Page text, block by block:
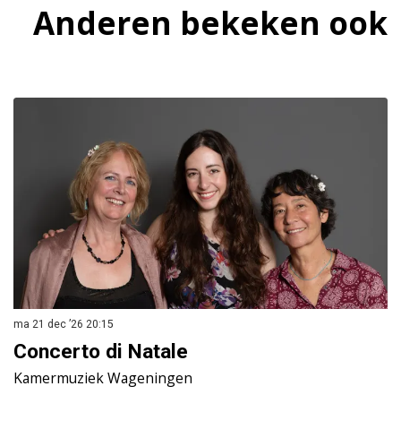
Anderen bekeken ook
Concerto di Natale
Kamermuziek Wageningen
ma 21 dec ’26 20:15